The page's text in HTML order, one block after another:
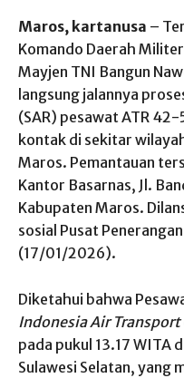
Maros, kartanusa –
Komando Daerah
Mayjen TNI Bangun
langsung jalannya
(SAR) pesawat ATR
kontak di sekitar
Maros. Pemantauan
Kantor Basarnas, Jl.
Kabupaten Maros.
sosial Pusat
(17/01/2026).
Diketahui bahwa
Indonesia Air Transport
pada pukul 13.17 WITA
Sulawesi Selatan, yang